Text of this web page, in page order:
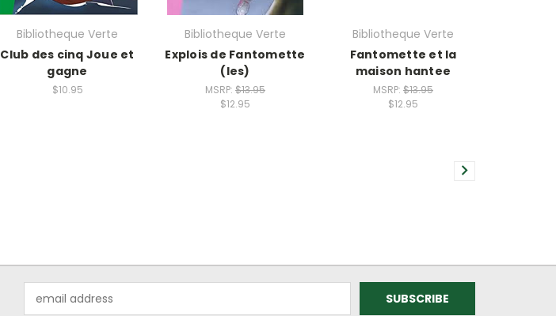
Bibliotheque Verte
Club des cinq Joue et
gagne
$10.95
Bibliotheque Verte
Explois de Fantomette
(les)
MSRP: $13.95
$12.95
Bibliotheque Verte
Fantomette et la
maison hantee
MSRP: $13.95
$12.95
Address